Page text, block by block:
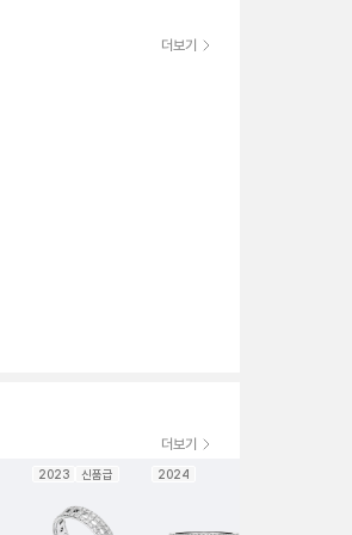
더보기
더보기
2023 신품급 2024